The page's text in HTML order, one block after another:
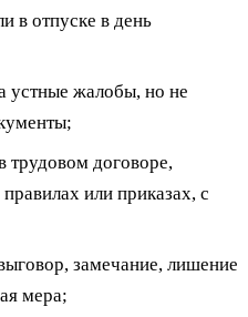
в отпуске в день
устные жалобы, но не
трудовом договоре,
или приказах, с
замечание, лишение
мера;